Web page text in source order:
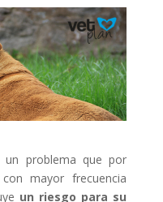
un problema que por
mayor frecuencia
un riesgo para su